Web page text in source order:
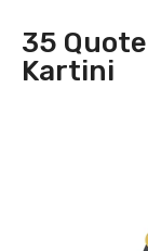
35
Kartini